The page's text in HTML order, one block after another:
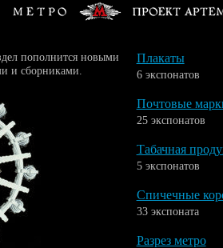
пополнится новыми
и сборниками.
Плакаты
6 экспонатов
Почтовые
25 экспонатов
Табачная
5 экспонатов
Спичечные
33 экспоната
Разрез метро